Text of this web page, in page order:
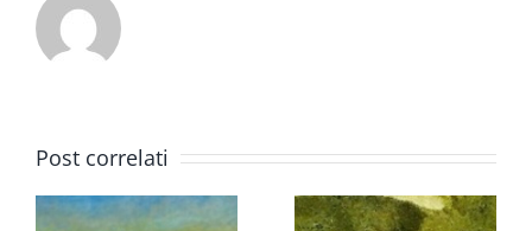
Post correlati